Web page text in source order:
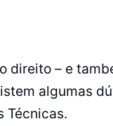
direito – e
algumas
Técnicas.